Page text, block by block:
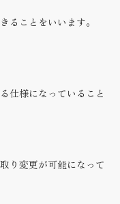
ることをいいます。
仕様になっていること
り変更が可能になって